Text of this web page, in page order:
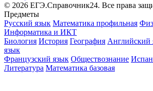
© 2026 ЕГЭ.Справочник24. Все права
Предметы
Русский язык Математика профильная
Информатика и ИКТ
Биология История География Английский
язык
Французский язык Обществознание
Литература Математика базовая